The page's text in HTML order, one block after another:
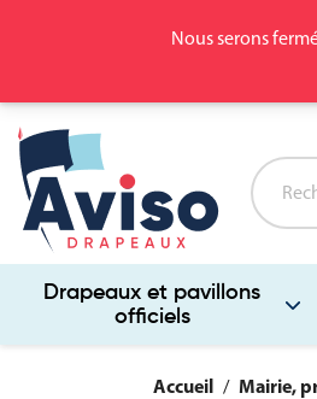
Nous serons
Drapeaux et pavillons
officiels
Accueil Mairie,